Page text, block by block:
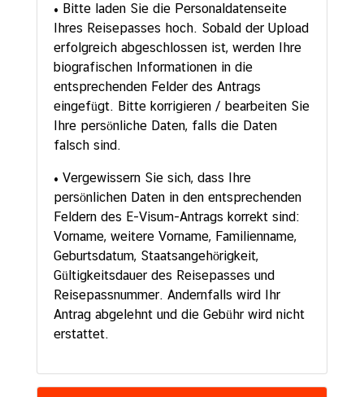
• Bitte laden Sie die Personaldatenseite
Ihres Reisepasses hoch. Sobald der Upload
erfolgreich abgeschlossen ist, werden Ihre
biografischen Informationen in die
entsprechenden Felder des Antrags
eingefügt. Bitte korrigieren / bearbeiten Sie
Ihre persönliche Daten, falls die Daten
falsch sind.
• Vergewissern Sie sich, dass Ihre
persönlichen Daten in den entsprechenden
Feldern des E-Visum-Antrags korrekt sind:
Vorname, weitere Vorname, Familienname,
Geburtsdatum, Staatsangehörigkeit,
Gültigkeitsdauer des Reisepasses und
Reisepassnummer. Andernfalls wird Ihr
Antrag abgelehnt und die Gebühr wird nicht
erstattet.